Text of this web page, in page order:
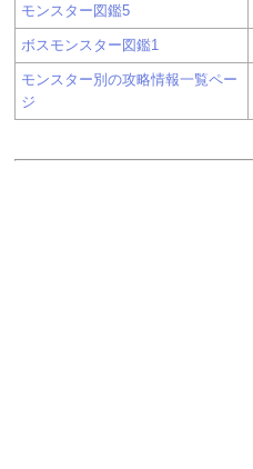
モンスター図鑑5
ボスモンスター図鑑1
モンスター別の攻略情報一覧ペー
ジ